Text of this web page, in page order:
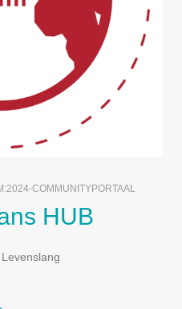
COMMUNITYPORTAAL
HUB
Levenslang